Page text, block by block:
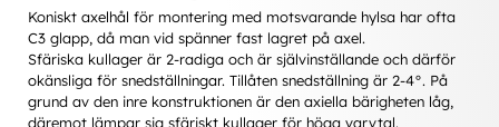
Koniskt axelhål för montering med motsvarande hylsa har ofta
C3 glapp, då man vid spänner fast lagret på axel.
Sfäriska kullager är 2-radiga och är självinställande och därför
okänsliga för snedställningar. Tillåten snedställning är 2-4°. På
grund av den inre konstruktionen är den axiella bärigheten låg,
däremot lämpar sig sfäriskt kullager för höga varvtal.